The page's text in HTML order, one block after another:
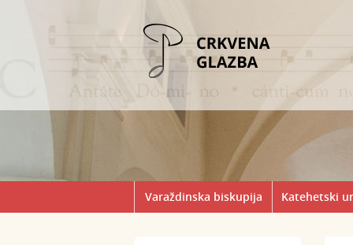
Varaždinska biskupija Katehetski